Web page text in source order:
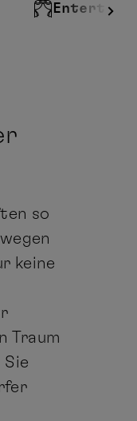
so
keine
Traum
Sie